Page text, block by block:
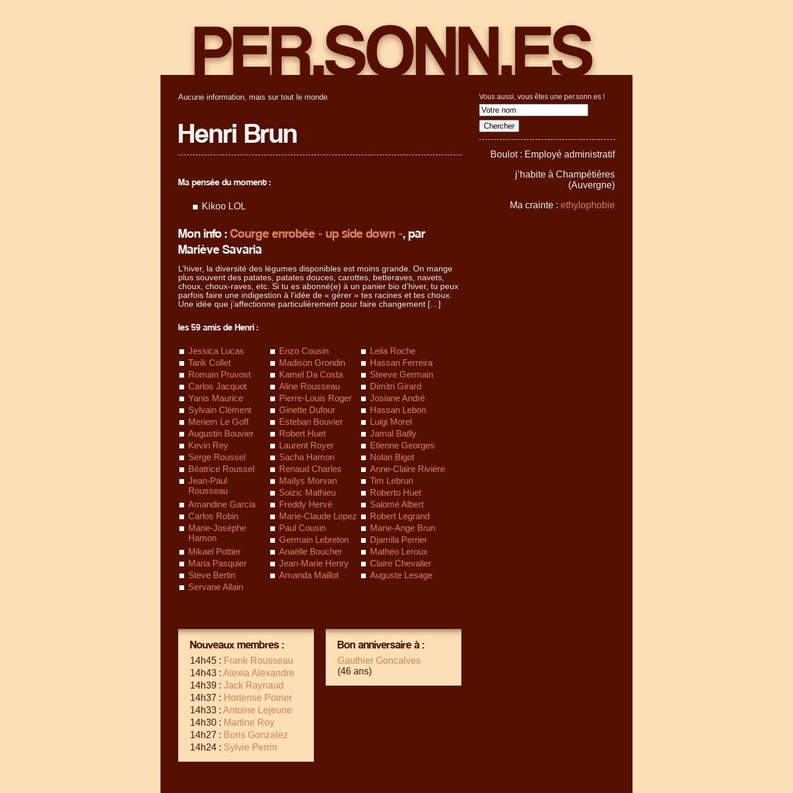
Aucune information, mais sur tout le monde
Henri Brun
Vous aussi, vous êtes une per.sonn.es !
Boulot : Employé administratif
j’habite à Champétières
(Auvergne)
Ma crainte : ethylophobie
Ma pensée du moment :
Kikoo LOL
Mon info :Courge enrobée « up side down », par
Mariève Savaria
L’hiver, la diversité des légumes disponibles est moins grande. On mange
plus souvent des patates, patates douces, carottes, betteraves, navets,
choux, choux-raves, etc. Si tu es abonné(e) à un panier bio d’hiver, tu peux
parfois faire une indigestion à l’idée de « gérer » tes racines et tes choux.
Une idée que j’affectionne particulièrement pour faire changement […]
les 59 amis de Henri :
Jessica Lucas Enzo Cousin
Leila Roche
Tarik Collet
Madison Grondin
Hassan Ferreira
Romain Pruvost
Kamel Da Costa
Steeve Germain
Carlos Jacquot
Aline Rousseau
Dimitri Girard
Yanis Maurice
Pierre-Louis Roger
Josiane André
Sylvain Clément
Ginette Dufour
Hassan Lebon
Meriem Le Goff
Esteban Bouvier
Luigi Morel
Augustin Bouvier
Robert Huet
Jamal Bailly
Kevin Rey
Laurent Royer
Etienne Georges
Serge Roussel
Sacha Hamon
Nolan Bigot
Béatrice Roussel
Renaud Charles
Anne-Claire Rivière
Jean-Paul
Rousseau
Maïlys Morvan
Tim Lebrun
Soizic Mathieu
Roberto Huet
Amandine Garcia
Freddy Hervé
Salomé Albert
Carlos Robin
Marie-Claude Lopez
Robert Legrand
Marie-Josèphe
Hamon
Paul Cousin
Marie-Ange Brun
Germain Lebreton
Djamila Perrier
Mikael Pottier
Anaëlle Boucher
Mathéo Leroux
Maria Pasquier
Jean-Marie Henry
Claire Chevalier
Steve Bertin
Amanda Maillot
Auguste Lesage
Servane Allain
Nouveaux membres :
14h45 : Frank Rousseau
14h43 : Alexia Alexandre
14h39 : Jack Raynaud
14h37 : Hortense Poirier
14h33 : Antoine Lejeune
14h30 : Martine Roy
14h27 : Boris Gonzalez
14h24 : Sylvie Perrin
Bon anniversaire à :
Gauthier Goncalves
(46 ans)